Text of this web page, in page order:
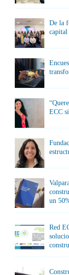
De la
capital
ECC
un
Red